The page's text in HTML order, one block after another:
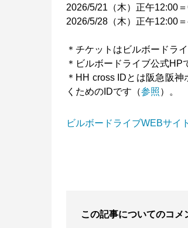
2026/5/21（木）正午12:00
2026/5/28（木）正午12:00
＊チケットはビルボードラ
＊ビルボードライブ公式HP
＊HH cross IDとは阪急阪
くためのIDです（参照）。
ビルボードライブWEBサイト
この記事についてのコメ